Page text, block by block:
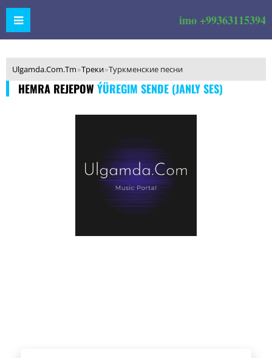
imo +99363115394
Ulgamda.Com.Tm»Треки»Туркменские песни
HEMRA REJEPOW ÝÜREGIM SENDE (JANLY SES)